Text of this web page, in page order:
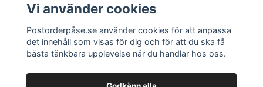
Kontakt
Vi använder cookies
Postorderpåse.se använder cookies för att anpassa
det innehåll som visas för dig och för att du ska få
bästa tänkbara upplevelse när du handlar hos oss.